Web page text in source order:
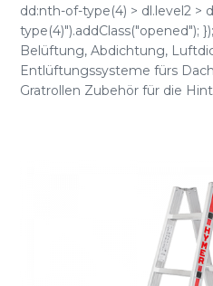
dd:nth-of-type(4) > dl.level2 >
type(4)").addClass("opened");
Belüftung, Abdichtung,
Entlüftungssysteme fürs
Gratrollen Zubehör für die